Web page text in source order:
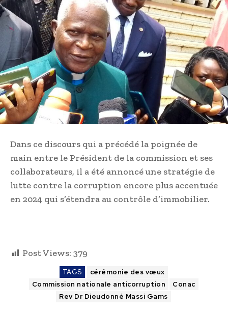
Dans ce discours qui a précédé la poignée de
main entre le Président de la commission et ses
collaborateurs, il a été annoncé une stratégie de
lutte contre la corruption encore plus accentuée
en 2024 qui s’étendra au contrôle d’immobilier.
Post Views: 379
TAGS
cérémonie des vœux
Commission nationale anticorruption
Conac
Rev Dr Dieudonné Massi Gams